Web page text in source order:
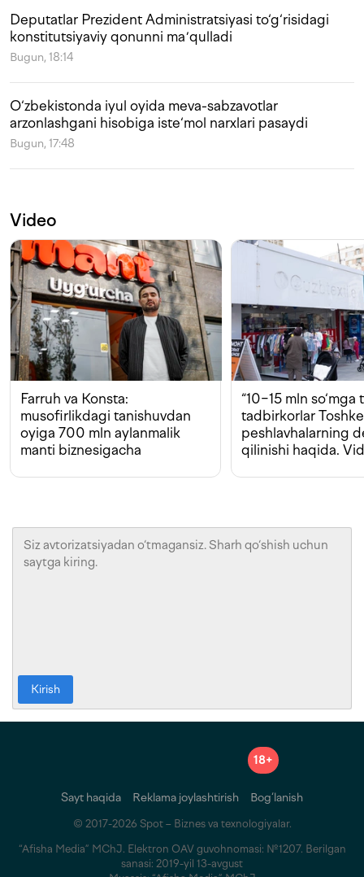
Deputatlar Prezident Administratsiyasi to‘g‘risidagi
konstitutsiyaviy qonunni maʼqulladi
Bugun, 18:14
O‘zbekistonda iyul oyida meva-sabzavotlar
arzonlashgani hisobiga iste‘mol narxlari pasaydi
Bugun, 17:48
Video
Farruh va Konsta:
musofirlikdagi tanishuvdan
oyiga 700 mln aylanmalik
manti biznesigacha
“10−15 mln so‘mga
tadbirkorlar
peshlavhalarning
qilinishi haqida.
Kirish
18+
Sayt haqida Reklama joylashtirish Bog‘lanish
© 2017-2026 Spot – Biznes va texnologiyalar.
“Afisha Media” MChJ. Elektron OAV guvohnomasi: №1207. Berilgan
sanasi: 2019-yil 13-avgust